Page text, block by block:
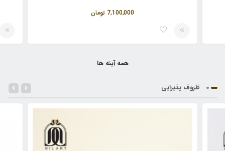
7,100,000 تومان
همه آینه ها
ظروف پذیرایی